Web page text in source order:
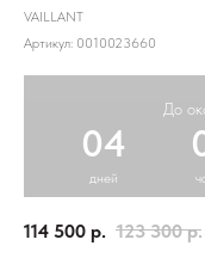
VAILLANT
Артикул: 0010023660
До
04
дней
114 500 р. 123 300 р.